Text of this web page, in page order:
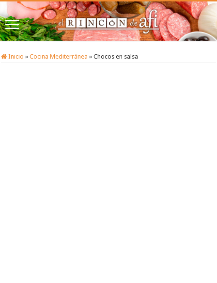
Inicio » Cocina Mediterránea » Chocos en salsa